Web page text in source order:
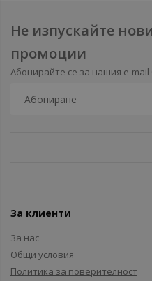
Не изпускайте
промоции
Абонирайте се за нашия e-
За клиенти
За нас
Общи условия
Политика за поверителност